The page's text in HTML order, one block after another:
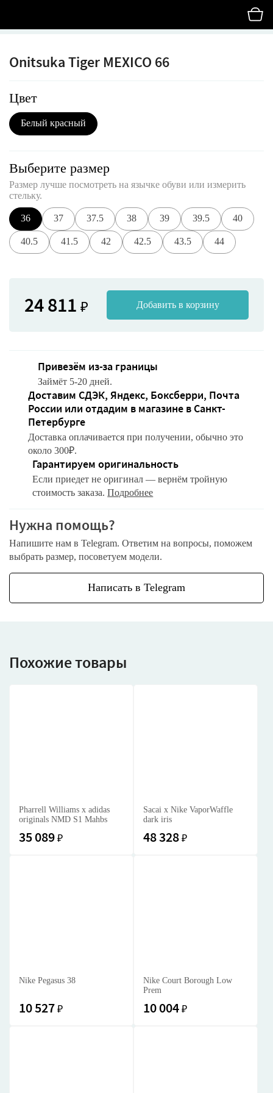
Onitsuka Tiger MEXICO 66
Цвет
Белый красный
Выберите размер
Размер лучше посмотреть на язычке обуви или измерить
стельку.
36 37 37.5 38 39 39.5 40
40.5 41.5 42 42.5 43.5 44
24 811 ₽ Добавить в корзину
Привезём из-за границы
Займёт 5-20 дней.
Доставим СДЭК, Яндекс, Боксберри, Почта
России или отдадим в магазине в Санкт-
Петербурге
Доставка оплачивается при получении, обычно это
около 300₽.
Гарантируем оригинальность
Если приедет не оригинал — вернём тройную
стоимость заказа.Подробнее
Нужна помощь?
Напишите нам в Telegram. Ответим на вопросы, поможем
выбрать размер, посоветуем модели.
Написать в Telegram
Похожие товары
Pharrell Williams x adidas
originals NMD S1 Mahbs
35 089 ₽
Sacai x Nike VaporWaffle
dark iris
48 328 ₽
Nike Pegasus 38
10 527 ₽
Nike Court Borough Low
Prem
10 004 ₽